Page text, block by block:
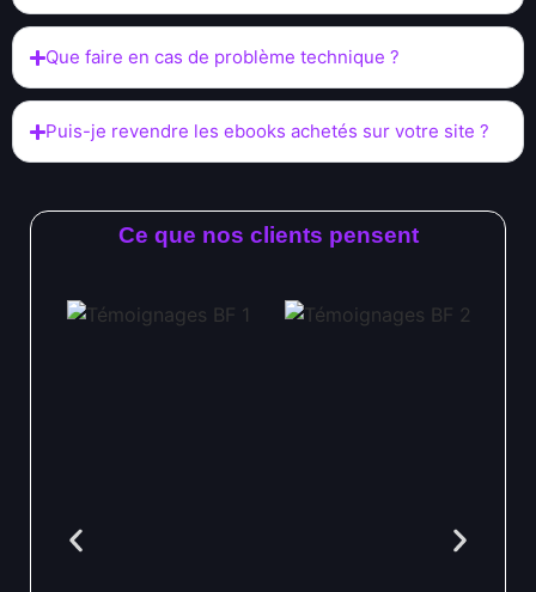
Que faire en cas de problème technique ?
Puis-je revendre les ebooks achetés sur votre site ?
Ce que nos clients pensent